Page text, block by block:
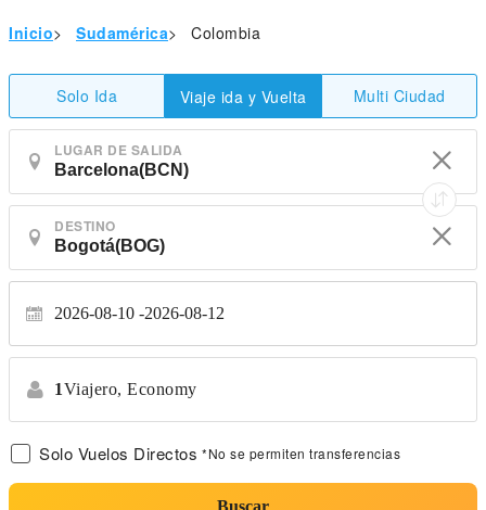
Inicio> Sudamérica> Colombia
Solo Ida Viaje ida y Vuelta Multi Ciudad
LUGAR DE SALIDA
DESTINO
2026-08-10 2026-08-12
1Viajero, Economy
Solo Vuelos Directos *No se permiten transferencias
Buscar